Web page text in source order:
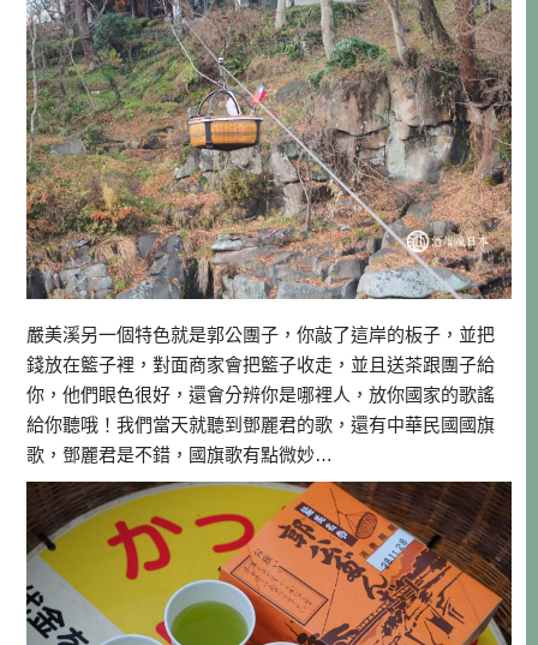
嚴美溪另一個特色就是郭公團子，你敲了這岸的板子，並把
錢放在籃子裡，對面商家會把籃子收走，並且送茶跟團子給
你，他們眼色很好，還會分辨你是哪裡人，放你國家的歌謠
給你聽哦！我們當天就聽到鄧麗君的歌，還有中華民國國旗
歌，鄧麗君是不錯，國旗歌有點微妙…